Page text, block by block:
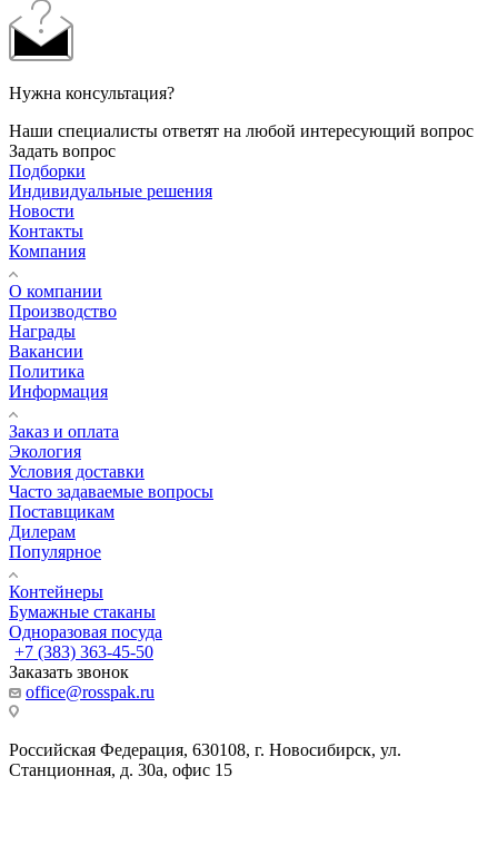
Нужна консультация?
Наши специалисты ответят на любой интересующий вопрос
Задать вопрос
Подборки
Индивидуальные решения
Новости
Контакты
Компания
О компании
Производство
Награды
Вакансии
Политика
Информация
Заказ и оплата
Экология
Условия доставки
Часто задаваемые вопросы
Поставщикам
Дилерам
Популярное
Контейнеры
Бумажные стаканы
Одноразовая посуда
+7 (383) 363-45-50
Заказать звонок
office@rosspak.ru
Российская Федерация, 630108, г. Новосибирск, ул.
Станционная, д. 30а, офис 15